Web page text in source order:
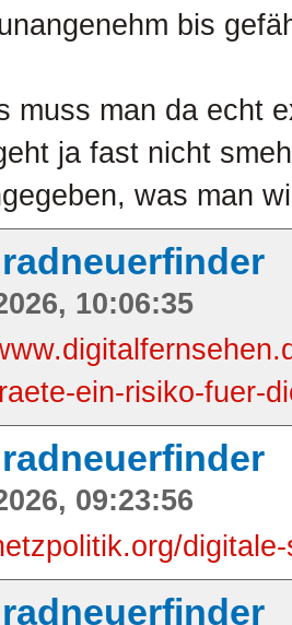
bis
muss man da echt
ja fast nicht
was man
10:06:35
ein-risiko-fuer-
09:23:56